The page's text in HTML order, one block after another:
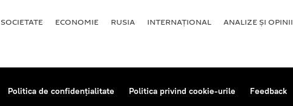
SOCIETATE ECONOMIE RUSIA INTERNAŢIONAL ANALIZE ȘI OPINII
Politica de confidențialitate Politica privind cookie-urile Feedback